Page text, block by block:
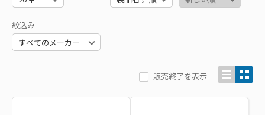
絞込み
販売終了を表示